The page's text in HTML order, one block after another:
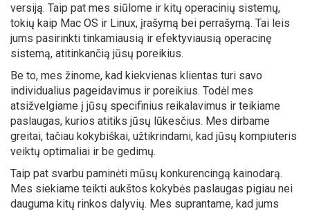
versiją. Taip pat mes siūlome ir kitų operacinių sistemų,
tokių kaip Mac OS ir Linux, įrašymą bei perrašymą. Tai leis
jums pasirinkti tinkamiausią ir efektyviausią operacinę
sistemą, atitinkančią jūsų poreikius.
Be to, mes žinome, kad kiekvienas klientas turi savo
individualius pageidavimus ir poreikius. Todėl mes
atsižvelgiame į jūsų specifinius reikalavimus ir teikiame
paslaugas, kurios atitiks jūsų lūkesčius. Mes dirbame
greitai, tačiau kokybiškai, užtikrindami, kad jūsų kompiuteris
veiktų optimaliai ir be gedimų.
Taip pat svarbu paminėti mūsų konkurencingą kainodarą.
Mes siekiame teikti aukštos kokybės paslaugas pigiau nei
dauguma kitų rinkos dalyvių. Mes suprantame, kad jums